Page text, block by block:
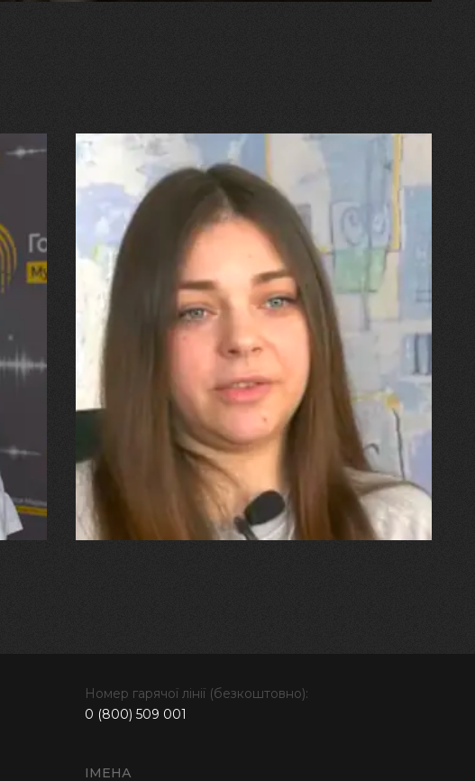
27.07.2026
"Я перенесла 11 операцій, та
плакала від фантомного
болю. Але маленька донька
бере за руку і змушує йти
далі"
ІМЕНА
Номер гарячої лінії (безкоштовно):
0 (800) 509 001